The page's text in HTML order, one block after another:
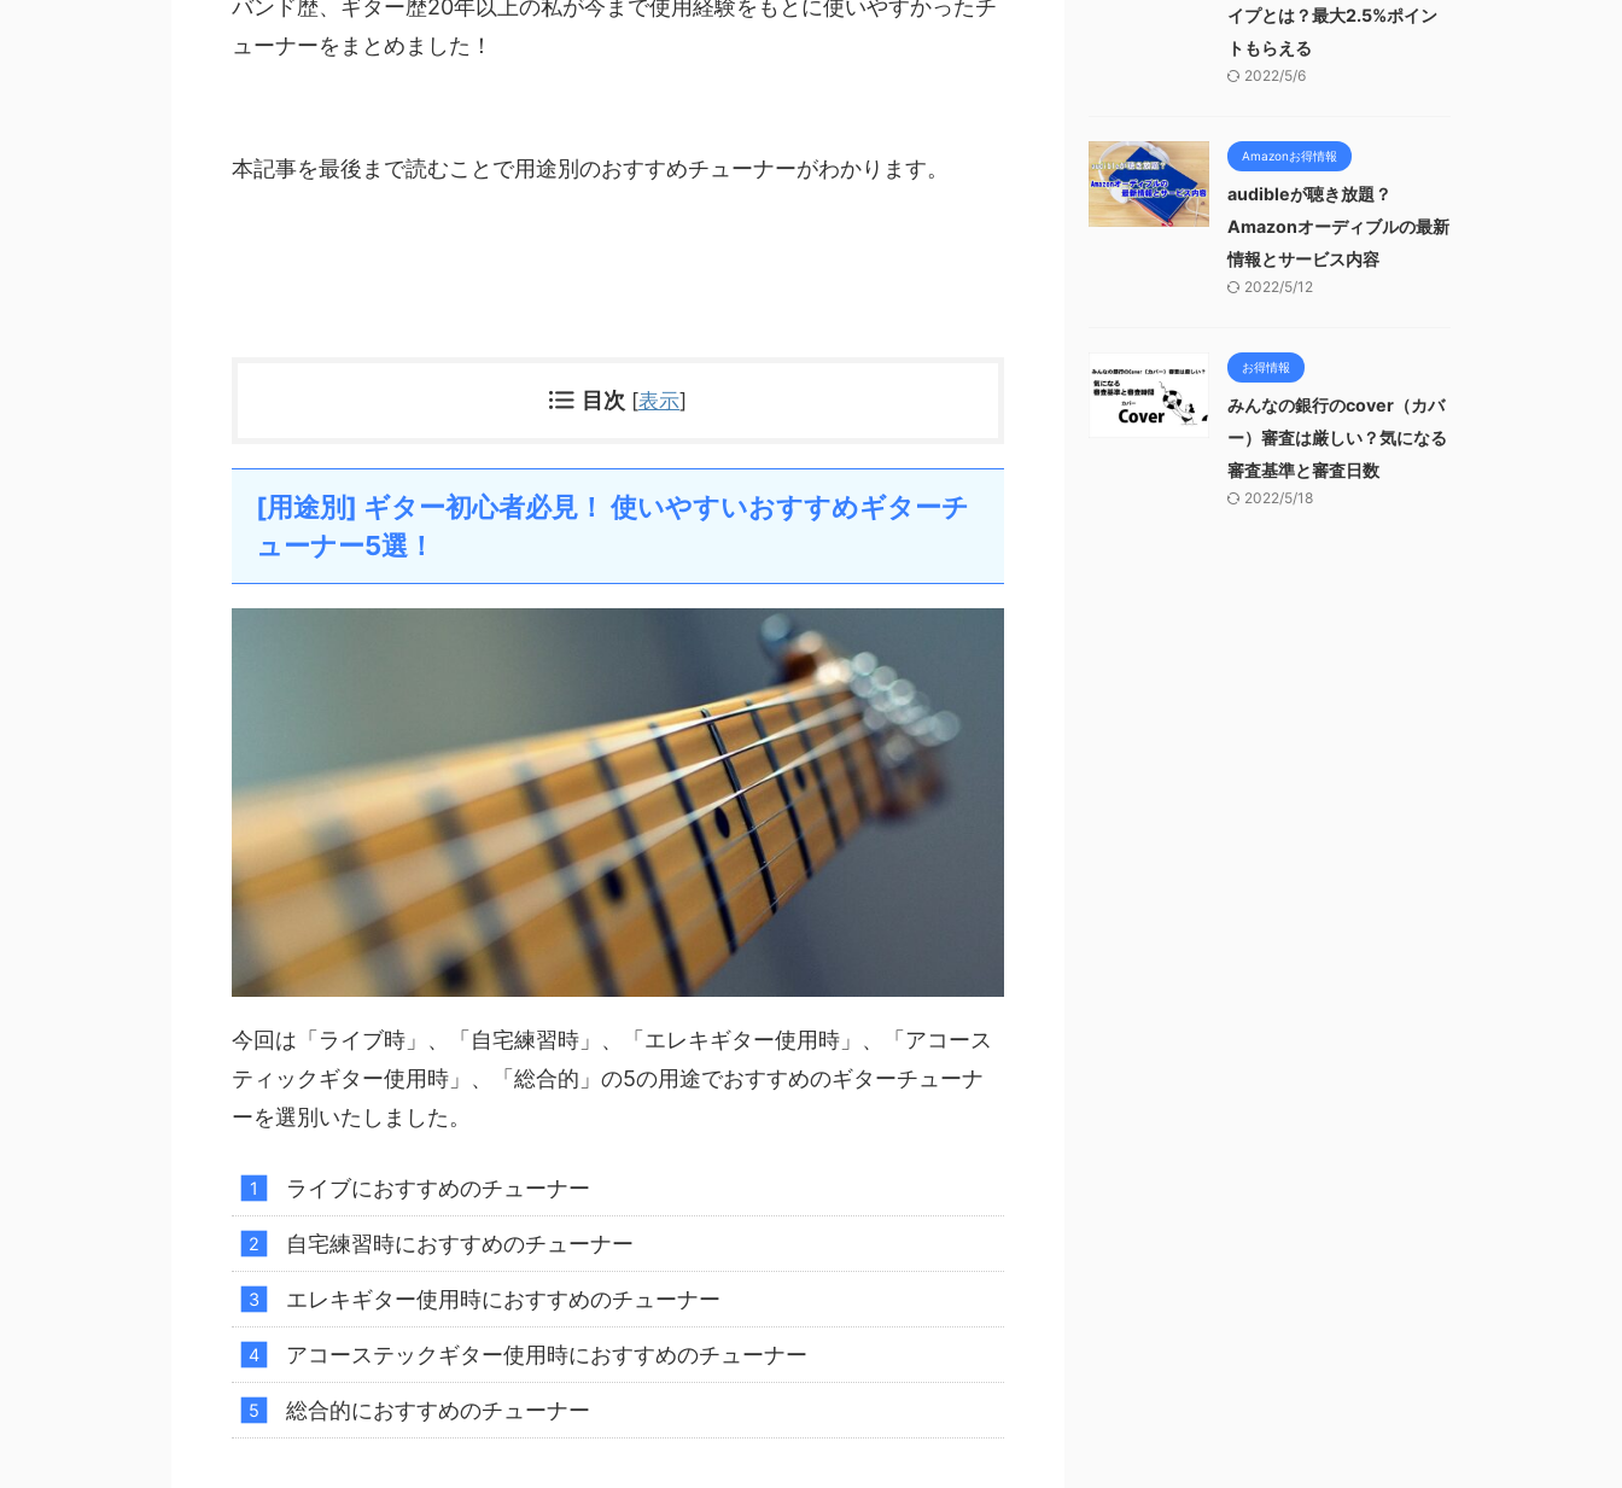
バンド歴、ギター歴20年以上の私が今まで使用経験をもとに使いやすかったチ
ューナーをまとめました！
本記事を最後まで読むことで用途別のおすすめチューナーがわかります。
目次 [表示]
[用途別] ギター初心者必見！ 使いやすいおすすめギターチ
ューナー5選！
今回は「ライブ時」、「自宅練習時」、「エレキギター使用時」、「アコース
ティックギター使用時」、「総合的」の5の用途でおすすめのギターチューナ
ーを選別いたしました。
ライブにおすすめのチューナー
自宅練習時におすすめのチューナー
エレキギター使用時におすすめのチューナー
アコーステックギター使用時におすすめのチューナー
総合的におすすめのチューナー
イプとは？最大2.5%ポイン
トもらえる
2022/5/6
Amazonお得情報
audibleが聴き放題？
Amazonオーディブルの最新
情報とサービス内容
2022/5/12
お得情報
みんなの銀行のcover（カバ
ー）審査は厳しい？気になる
審査基準と審査日数
2022/5/18